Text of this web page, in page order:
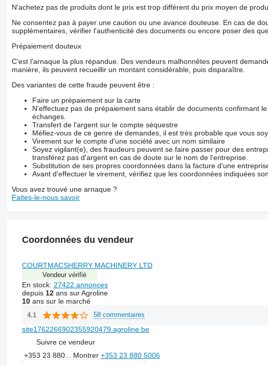
N'achetez pas de produits dont le prix est trop différent du prix moyen de
Ne consentez pas à payer une caution ou une avance douteuse. En cas de
supplémentaires, vérifier l'authenticité des documents ou encore poser des
Prépaiement douteux
C'est l'arnaque la plus répandue. Des vendeurs malhonnêtes peuvent
manière, ils peuvent recueillir un montant considérable, puis disparaître.
Des variantes de cette fraude peuvent être :
Faire un prépaiement sur la carte
N'effectuez pas de prépaiement sans établir de documents confirmant
échanges.
Transfert de l'argent sur le compte séquestre
Méfiez-vous de ce genre de demandes, il est très probable que vous
Virement sur le compte d'une société avec un nom similaire
Soyez vigilant(e), des fraudeurs peuvent se faire passer pour des
transférez pas d'argent en cas de doute sur le nom de l'entreprise.
Substitution de ses propres coordonnées dans la facture d'une
Avant d'effectuer le virement, vérifiez que les coordonnées indiquées
Vous avez trouvé une arnaque ?
Faites-le-nous savoir
Coordonnées du vendeur
COURTMACSHERRY MACHINERY LTD
Vendeur vérifié
En stock: 27422 annonces
depuis 12ans sur Agroline
10ans sur le marché
4.1 58 commentaires
site1762266902355920479.agroline.be
Suivre ce vendeur
+353 23 880... Montrer +353 23 880 5006